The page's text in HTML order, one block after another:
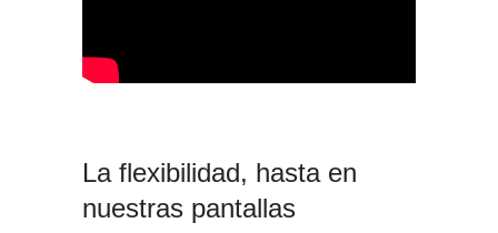
La flexibilidad, hasta en
nuestras pantallas